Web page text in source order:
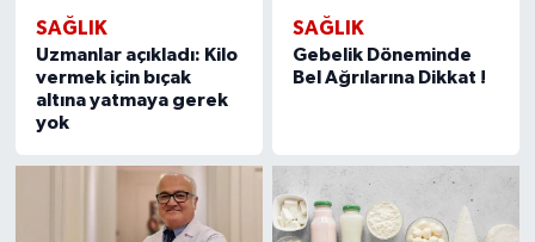
SAĞLIK
Uzmanlar açıkladı: Kilo
vermek için bıçak
altına yatmaya gerek
yok
SAĞLIK
Gebelik Döneminde
Bel Ağrılarına Dikkat !